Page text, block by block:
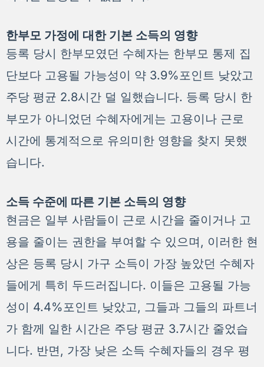
한부모 가정에 대한 기본 소득의 영향
등록 당시 한부모였던 수혜자는 한부모 통제 집
단보다 고용될 가능성이 약 3.9%포인트 낮았고
주당 평균 2.8시간 덜 일했습니다. 등록 당시 한
부모가 아니었던 수혜자에게는 고용이나 근로
시간에 통계적으로 유의미한 영향을 찾지 못했
습니다.
소득 수준에 따른 기본 소득의 영향
현금은 일부 사람들이 근로 시간을 줄이거나 고
용을 줄이는 권한을 부여할 수 있으며, 이러한 현
상은 등록 당시 가구 소득이 가장 높았던 수혜자
들에게 특히 두드러집니다. 이들은 고용될 가능
성이 4.4%포인트 낮았고, 그들과 그들의 파트너
가 함께 일한 시간은 주당 평균 3.7시간 줄었습
니다. 반면, 가장 낮은 소득 수혜자들의 경우 평